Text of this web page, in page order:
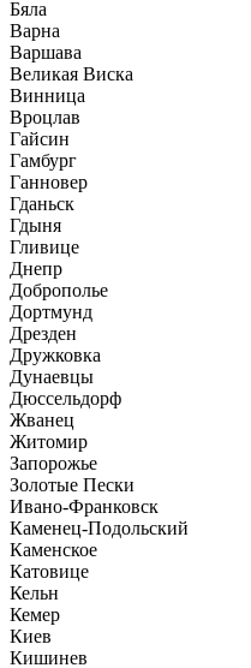
Бяла
Варна
Варшава
Великая Виска
Винница
Вроцлав
Гайсин
Гамбург
Ганновер
Гданьск
Гдыня
Гливице
Днепр
Доброполье
Дортмунд
Дрезден
Дружковка
Дунаевцы
Дюссельдорф
Жванец
Житомир
Запорожье
Золотые Пески
Ивано-Франковск
Каменец-Подольский
Каменское
Катовице
Кельн
Кемер
Киев
Кишинев